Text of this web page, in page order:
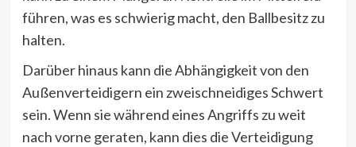
führen, was es schwierig macht, den Ballbesitz zu
halten.
Darüber hinaus kann die Abhängigkeit von den
Außenverteidigern ein zweischneidiges Schwert
sein. Wenn sie während eines Angriffs zu weit
nach vorne geraten, kann dies die Verteidigung